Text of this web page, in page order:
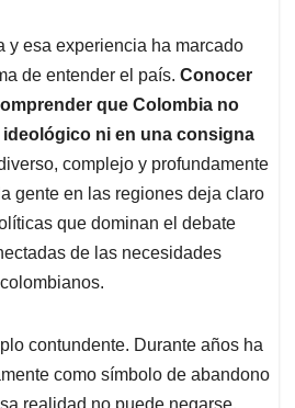
y esa experiencia ha marcado
de entender el país. Conocer
que Colombia no
ni en una consigna
complejo y profundamente
gente en las regiones deja claro
que dominan el debate
de las necesidades
contundente. Durante años ha
como símbolo de abandono